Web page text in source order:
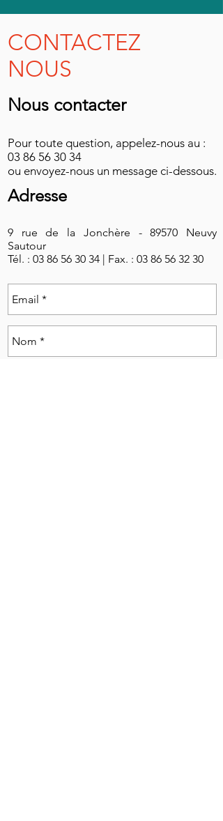
CONTACTEZ
NOUS
Nous contacter
Pour toute question, appelez-nous au :
03 86 56 30 34
ou envoyez-nous un message ci-dessous.
Adresse
9 rue de la Jonchère -89570 Neuvy
Sautour
Tél. : 03 86 56 30 34 | Fax. : 03 86 56 32 30